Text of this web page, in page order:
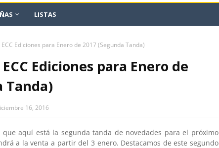
LISTAS
Ediciones para Enero de 2017 (Segunda Tanda)
Ediciones para Enero de
Tanda)
16, 2016
aquí está la segunda tanda de novedades para el próximo
a la venta a partir del 3 enero. Destacamos de este segundo